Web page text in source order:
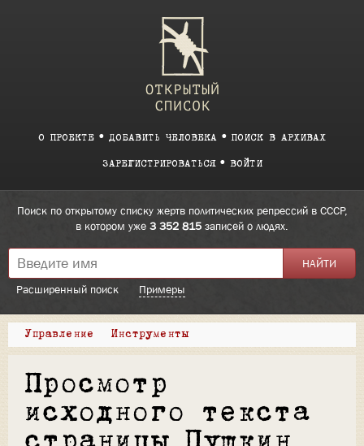
О ПРОЕКТЕ ДОБАВИТЬ ЧЕЛОВЕКА ПОИСК В АРХИВАХ
ЗАРЕГИСТРИРОВАТЬСЯ ВОЙТИ
Поиск по открытому списку жертв политических репрессий в СССР,
в котором уже 3 352 815 записей о людях.
Расширенный поиск Примеры
Управление Инструменты
Просмотр
исходного текста